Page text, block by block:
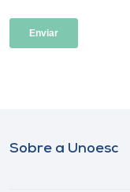
Sobre a Unoesc